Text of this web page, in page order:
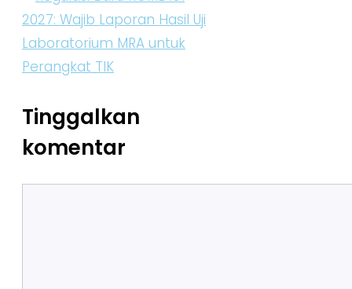
2027: Wajib Laporan Hasil Uji
Laboratorium MRA untuk
Perangkat TIK
Tinggalkan
komentar